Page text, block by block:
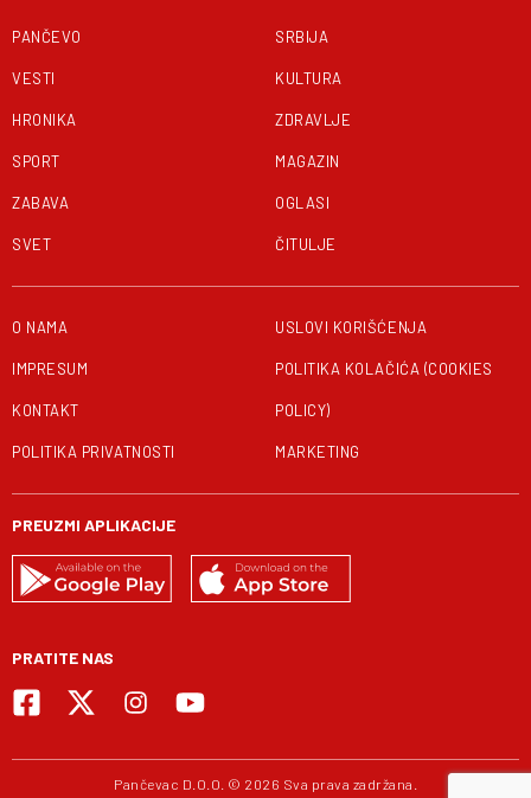
PANČEVO
VESTI
HRONIKA
SPORT
ZABAVA
SVET
SRBIJA
KULTURA
ZDRAVLJE
MAGAZIN
OGLASI
ČITULJE
O NAMA
IMPRESUM
KONTAKT
POLITIKA PRIVATNOSTI
USLOVI KORIŠĆENJA
POLITIKA KOLAČIĆA (COOKIES
POLICY)
MARKETING
PREUZMI APLIKACIJE
PRATITE NAS
Pančevac D.O.O. © 2026 Sva prava zadržana.